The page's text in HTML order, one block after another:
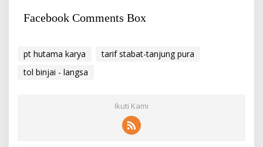
Facebook Comments Box
pt hutama karya
tarif stabat-tanjung pura
tol binjai - langsa
Ikuti Kami